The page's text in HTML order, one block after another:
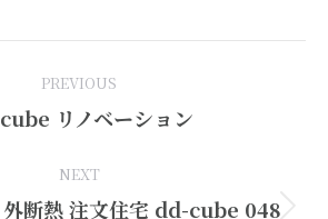
PREVIOUS
Previous
リノベーション
NEXT
外断熱 注文住宅 dd-cube 048